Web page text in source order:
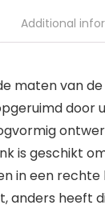
Additional
maten van
door
is geschikt
in een
anders heeft